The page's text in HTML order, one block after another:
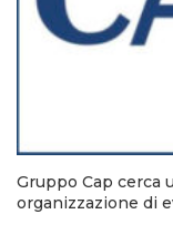
Gruppo Cap cerca
organizzazione di